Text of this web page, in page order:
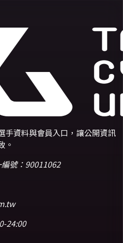
手資料與會員入口，讓公開資訊
。
號：90011062
24:00